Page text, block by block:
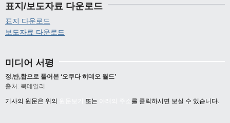
표지/보도자료 다운로드
표지 다운로드
보도자료 다운로드
미디어 서평
정,반,합으로 풀어본 ‘오쿠다 히데오 월드’
출처: 북데일리
기사의 원문은 위의 또는 를 클릭하시면 보실 수 있습니다.